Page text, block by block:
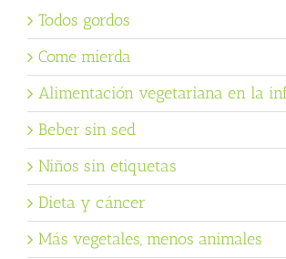
Todos gordos
Come mierda
Alimentación vegetariana en la
Beber sin sed
Niños sin etiquetas
Dieta y cáncer
Más vegetales, menos animales